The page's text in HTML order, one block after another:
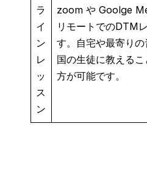
ラ
イ
ン
レ
ッ
ス
ン
zoom や Goolge
リモートでのDTM
す。自宅や最寄り
国の生徒に教える
方が可能です。